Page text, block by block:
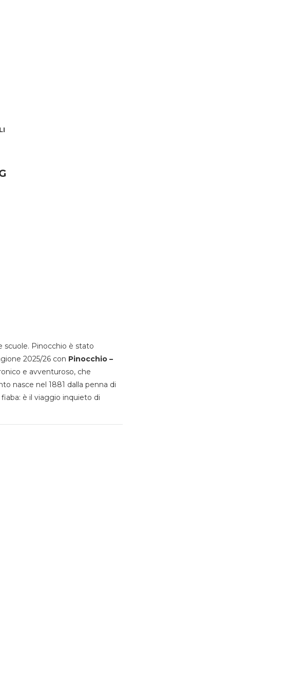
scuole. Pinocchio è stato
2025/26 con Pinocchio –
e avventuroso, che
nasce nel 1881 dalla penna di
è il viaggio inquieto di